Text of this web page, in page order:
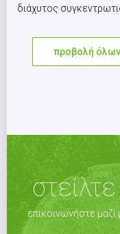
διάχυτος
προβολή
επικοινωνήστε